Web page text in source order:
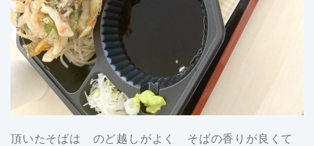
頂いたそばは のど越しがよく そばの香りが良くて